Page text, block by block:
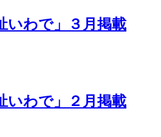
いわで」３月掲載
いわで」２月掲載